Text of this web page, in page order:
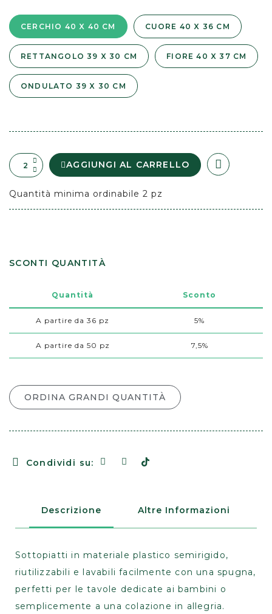
CERCHIO 40 X 40 CM CUORE 40 X 36 CM
RETTANGOLO 39 X 30 CM FIORE 40 X 37 CM
ONDULATO 39 X 30 CM
AGGIUNGI AL CARRELLO
Quantità minima ordinabile 2 pz
SCONTI QUANTITÀ
Quantità Sconto
A partire da 36 pz 5%
A partire da 50 pz 7,5%
ORDINA GRANDI QUANTITÀ
Condividi su:
Descrizione Altre Informazioni
Sottopiatti in materiale plastico semirigido,
riutilizzabili e lavabili facilmente con una spugna,
perfetti per le tavole dedicate ai bambini o
semplicemente a una colazione in allegria.